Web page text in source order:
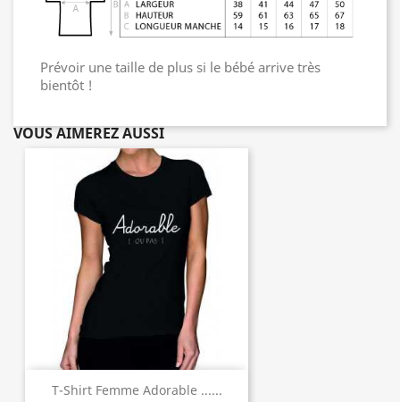
Prévoir une taille de plus si le bébé arrive très
bientôt !
VOUS AIMEREZ AUSSI
T-Shirt Femme Adorable ......